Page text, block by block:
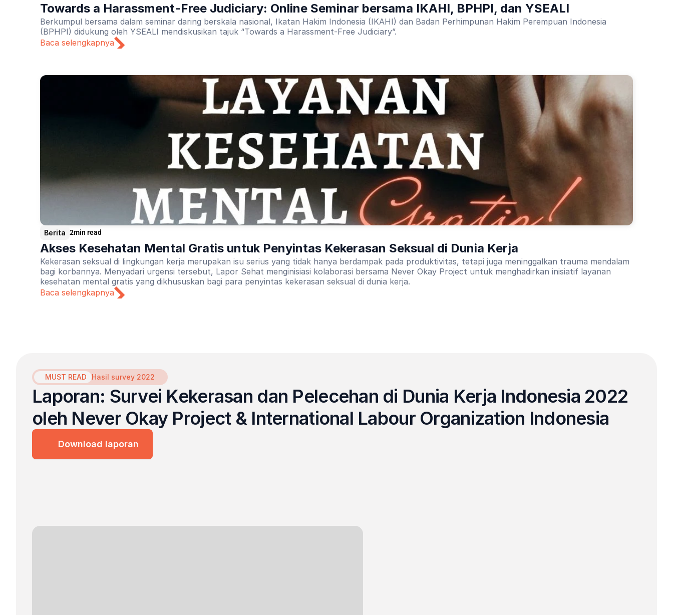
Towards a Harassment-Free Judiciary: Online Seminar bersama IKAHI, BPHPI, dan YSEALI
Berkumpul bersama dalam seminar daring berskala nasional, Ikatan Hakim Indonesia (IKAHI) dan Badan Perhimpunan Hakim Perempuan Indonesia
(BPHPI) didukung oleh YSEALI mendiskusikan tajuk “Towards a Harassment-Free Judiciary”.
Baca selengkapnya
Berita 2min read
Akses Kesehatan Mental Gratis untuk Penyintas Kekerasan Seksual di Dunia Kerja
Kekerasan seksual di lingkungan kerja merupakan isu serius yang tidak hanya berdampak pada produktivitas, tetapi juga meninggalkan trauma mendalam
bagi korbannya. Menyadari urgensi tersebut, Lapor Sehat menginisiasi kolaborasi bersama Never Okay Project untuk menghadirkan inisiatif layanan
kesehatan mental gratis yang dikhususkan bagi para penyintas kekerasan seksual di dunia kerja.
Baca selengkapnya
MUST READ Hasil survey 2022
Laporan: Survei Kekerasan dan Pelecehan di Dunia Kerja Indonesia 2022
oleh Never Okay Project & International Labour Organization Indonesia
Download laporan